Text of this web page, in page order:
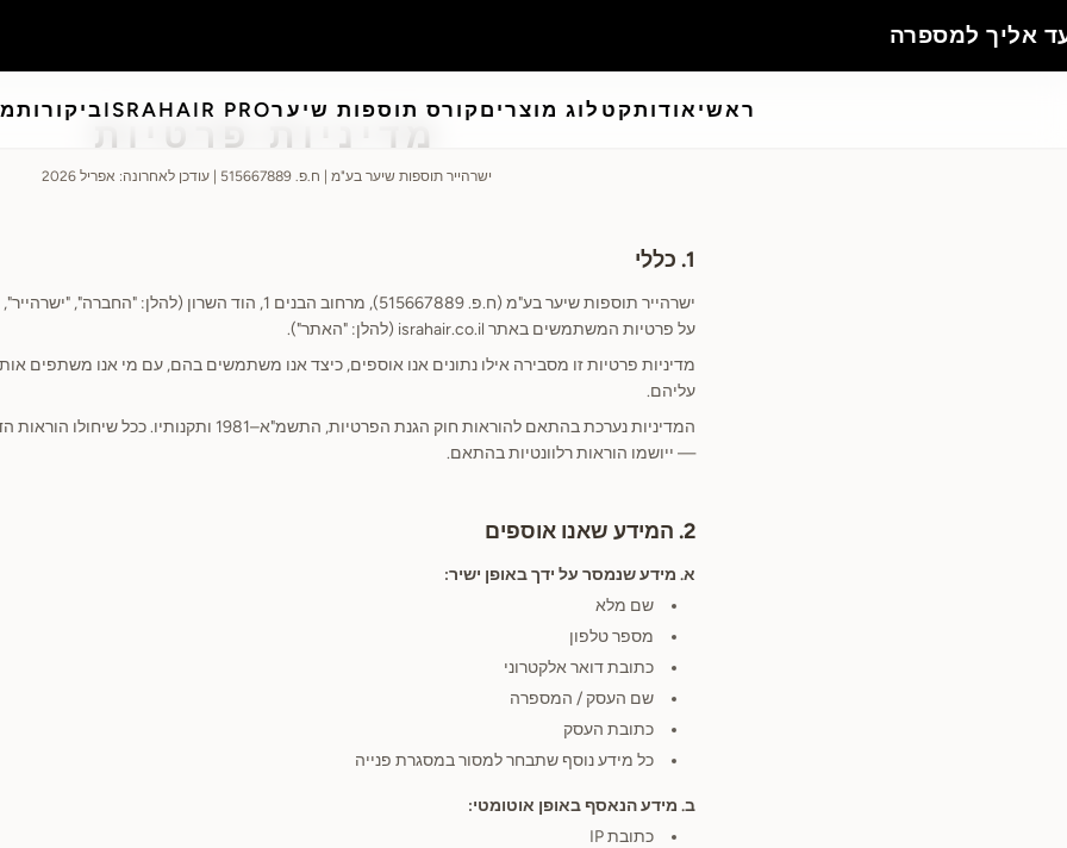
ראשי אודותקטלוג מוצריםקורס תוספות שיערISRAHAIR PROביקורות
מדיניות פרטיות
ישרהייר תוספות שיער בע"מ | ח.פ. 515667889 | עודכן לאחרונה: אפריל 2026
1. כללי
ישרהייר תוספות שיער בע"מ (ח.פ. 515667889), מרחוב הבנים 1, הוד השרון
על פרטיות המשתמשים באתר israhair.co.il (להלן: "האתר").
מדיניות פרטיות זו מסבירה אילו נתונים אנו אוספים, כיצד אנו משתמשים בהם, עם מי אנו משתפים
עליהם.
— ייושמו הוראות רלוונטיות בהתאם.
2. המידע שאנו אוספים
א. מידע שנמסר על ידך באופן ישיר:
שם מלא
מספר טלפון
כתובת דואר אלקטרוני
שם העסק / המספרה
כתובת העסק
כל מידע נוסף שתבחר למסור במסגרת פנייה
ב. מידע הנאסף באופן אוטומטי:
כתובת IP